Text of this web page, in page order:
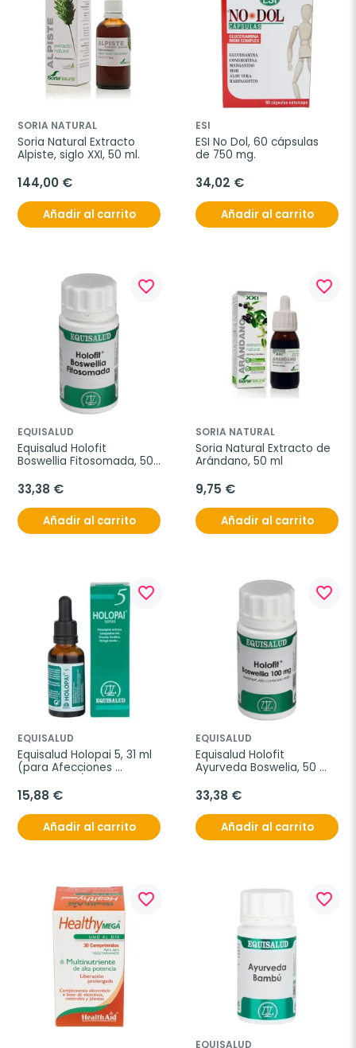
SORIA NATURAL
Soria Natural Extracto
Alpiste, siglo XXI, 50 ml.
144,00 €
Añadir al carrito
ESI
ESI No Dol, 60 cápsulas
de 750 mg.
34,02 €
Añadir al carrito
favorite_border
EQUISALUD
Equisalud Holofit
Boswellia Fitosomada, 50
33,38 €
Añadir al carrito
favorite_border
SORIA NATURAL
Soria Natural Extracto de
Arándano, 50 ml
9,75 €
Añadir al carrito
favorite_border
EQUISALUD
Equisalud Holopai 5, 31 ml
(para Afecciones
15,88 €
Añadir al carrito
favorite_border
EQUISALUD
Equisalud Holofit
Ayurveda Boswelia, 50
33,38 €
Añadir al carrito
favorite_border favorite_border
EQUISALUD